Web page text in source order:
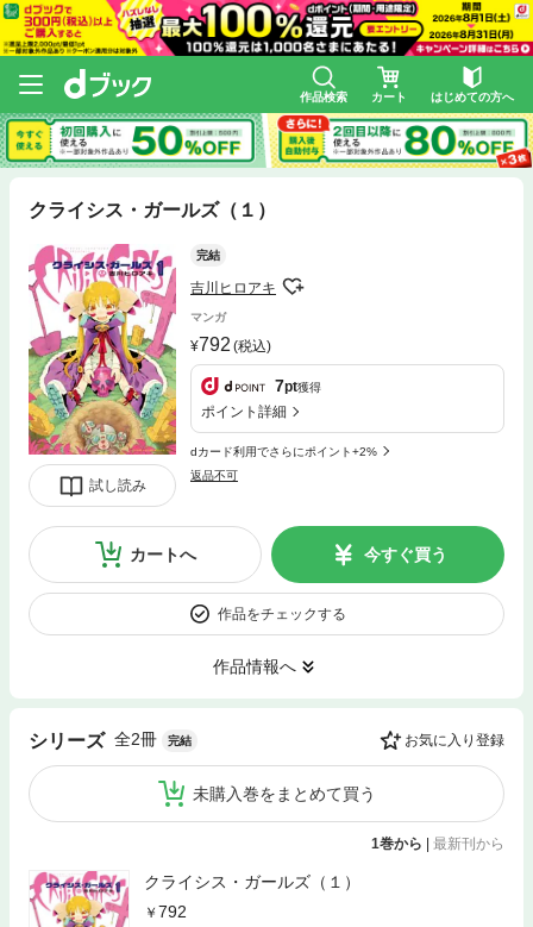
作品検索 カート はじめての方へ
クライシス・ガールズ（１）
試し読み
完結
吉川ヒロアキ
マンガ
792 (税込)
7pt獲得
ポイント詳細
dカード利用でさらにポイント+2%
返品不可
カートへ 今すぐ買う
作品をチェックする
作品情報へ
シリーズ 全2冊 完結 お気に入り登録
未購入巻をまとめて買う
1巻から | 最新刊から
クライシス・ガールズ（１）
792